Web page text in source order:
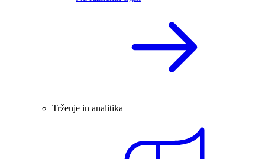
Trženje in analitika